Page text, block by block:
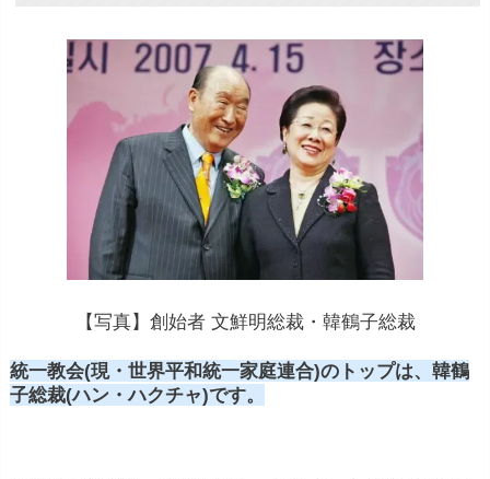
【写真】創始者 文鮮明総裁・韓鶴子総裁
統一教会(現・世界平和統一家庭連合)のトップは、韓鶴
子総裁(ハン・ハクチャ)です。